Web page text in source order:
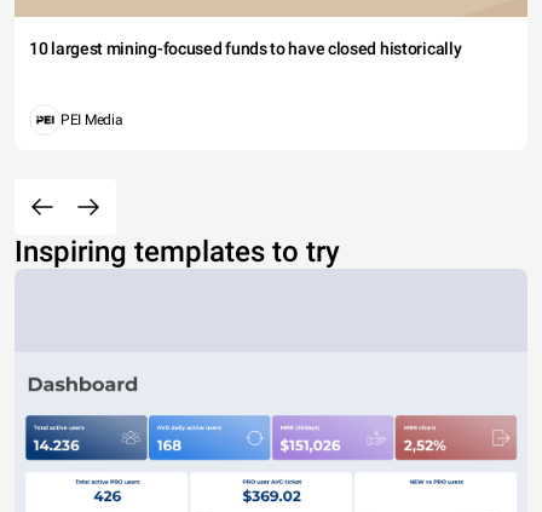
10 largest mining-focused funds to have closed historically
PEI Media
Inspiring templates to try